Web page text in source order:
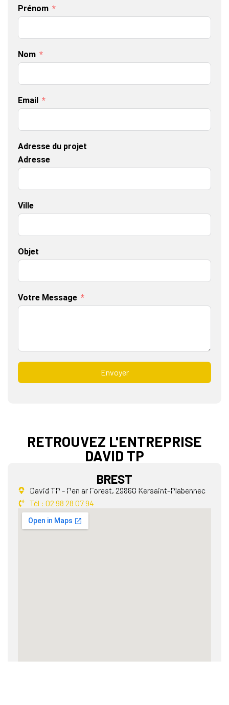
Prénom
Nom
Email
Adresse du projet
Adresse
Ville
Objet
Votre Message
Envoyer
RETROUVEZ L'ENTREPRISE
DAVID TP
BREST
David TP - Pen ar Forest, 29860 Kersaint-Plabennec
Tél : 02 98 28 07 94